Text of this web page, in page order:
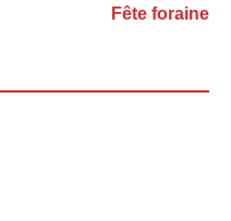
Fête foraine